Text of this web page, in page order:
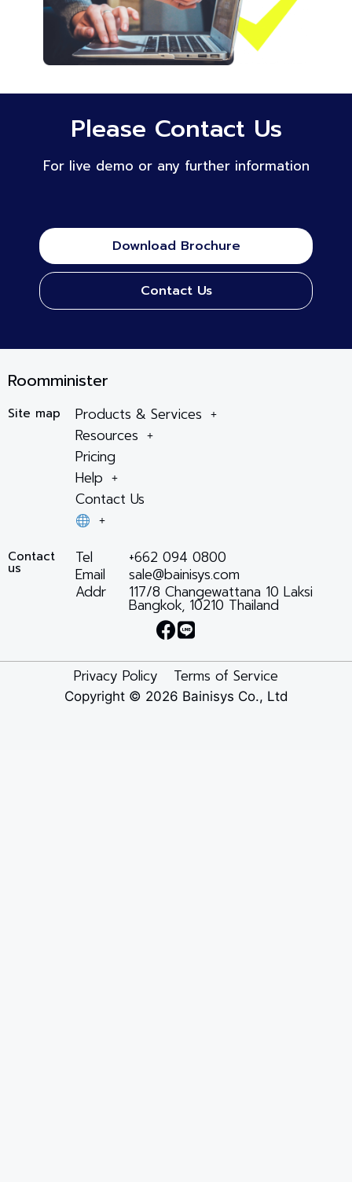
Please Contact Us
For live demo or any further information
Download Brochure
Contact Us
Roomminister
Site map
Products & Services
Resources
Pricing
Help
Contact Us
Contact
us
Tel
Email
Addr
+662 094 0800
sale@bainisys.com
117/8 Changewattana 10 Laksi
Bangkok, 10210 Thailand
Privacy Policy Terms of Service
Copyright © 2026 Bainisys Co., Ltd